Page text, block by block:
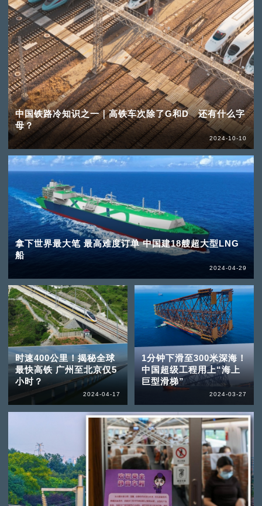
中国铁路冷知识之一｜高铁车次除了G和D 还有什么字
母？
2024-10-10
拿下世界最大笔 最高难度订单 中国建18艘超大型LNG
船
2024-04-29
时速400公里！揭秘全球
最快高铁 广州至北京仅5
小时？
2024-04-17
1分钟下滑至300米深海！
中国超级工程用上“海上
巨型滑梯”
2024-03-27